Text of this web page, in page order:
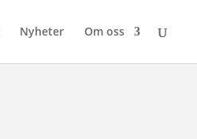
Nyheter Om oss